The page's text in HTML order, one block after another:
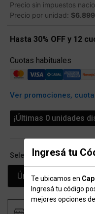
Ingresá tu
Te ubicamos en
Ingresá tu código
mejores opciones
Precio sin impuestos
Precio por unidad: $6.899
Hasta 30% OFF y 12
Cuotas habituales
Ver promociones,
¡Últimas 0 unidades
Seleccioná talle (ARG) y
Único